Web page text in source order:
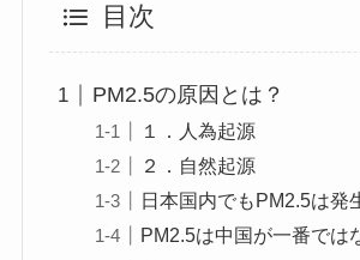
目次
PM2.5の原因とは？
１．人為起源
２．自然起源
日本国内でもPM2.5は発
PM2.5は中国が一番では